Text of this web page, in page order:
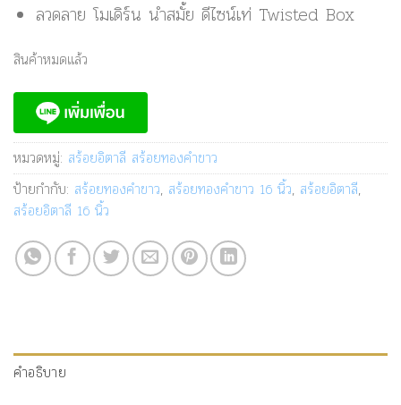
ลวดลาย โมเดิร์น นำสมั้ย ดีไซน์เท่ Twisted Box
สินค้าหมดแล้ว
หมวดหมู่: สร้อยอิตาลี สร้อยทองคำขาว
ป้ายกำกับ: สร้อยทองคำขาว, สร้อยทองคำขาว 16 นิ้ว, สร้อยอิตาลี,
สร้อยอิตาลี 16 นิ้ว
คำอธิบาย